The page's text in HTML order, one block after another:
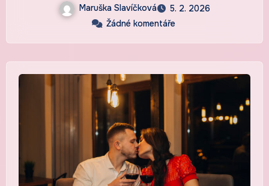
Maruška Slavíčková
5. 2. 2026
Žádné komentáře